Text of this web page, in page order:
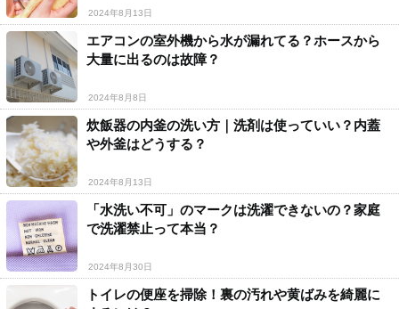
2024年8月13日
エアコンの室外機から水が漏れてる？ホースから
大量に出るのは故障？
2024年8月8日
炊飯器の内釜の洗い方｜洗剤は使っていい？内蓋
や外釜はどうする？
2024年8月13日
「水洗い不可」のマークは洗濯できないの？家庭
で洗濯禁止って本当？
2024年8月30日
トイレの便座を掃除！裏の汚れや黄ばみを綺麗に